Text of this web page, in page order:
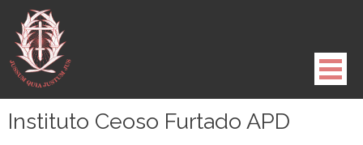
para
conteúdo
Instituto Ceoso Furtado APD